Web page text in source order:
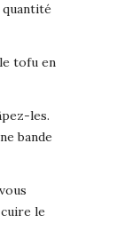
tofu en
les.
bande
le